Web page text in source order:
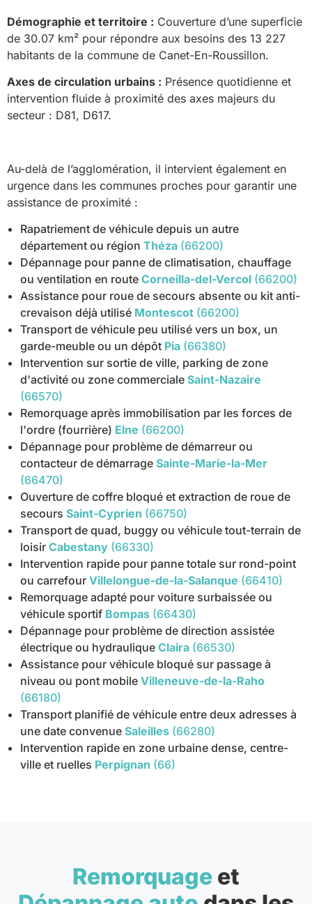
Démographie et territoire : Couverture d’une superficie
de 30.07 km² pour répondre aux besoins des 13 227
habitants de la commune de Canet-En-Roussillon.
Axes de circulation urbains : Présence quotidienne et
intervention fluide à proximité des axes majeurs du
secteur : D81, D617.
Au-delà de l’agglomération, il intervient également en
urgence dans les communes proches pour garantir une
assistance de proximité :
Rapatriement de véhicule depuis un autre
département ou région Théza (66200)
Dépannage pour panne de climatisation, chauffage
ou ventilation en route Corneilla-del-Vercol (66200)
Assistance pour roue de secours absente ou kit anti-
crevaison déjà utilisé Montescot (66200)
Transport de véhicule peu utilisé vers un box, un
garde-meuble ou un dépôt Pia (66380)
Intervention sur sortie de ville, parking de zone
d'activité ou zone commerciale Saint-Nazaire
(66570)
Remorquage après immobilisation par les forces de
l'ordre (fourrière) Elne (66200)
Dépannage pour problème de démarreur ou
contacteur de démarrage Sainte-Marie-la-Mer
(66470)
Ouverture de coffre bloqué et extraction de roue de
secours Saint-Cyprien (66750)
Transport de quad, buggy ou véhicule tout-terrain de
loisir Cabestany (66330)
Intervention rapide pour panne totale sur rond-point
ou carrefour Villelongue-de-la-Salanque (66410)
Remorquage adapté pour voiture surbaissée ou
véhicule sportif Bompas (66430)
Dépannage pour problème de direction assistée
électrique ou hydraulique Claira (66530)
Assistance pour véhicule bloqué sur passage à
niveau ou pont mobile Villeneuve-de-la-Raho
(66180)
Transport planifié de véhicule entre deux adresses à
une date convenue Saleilles (66280)
Intervention rapide en zone urbaine dense, centre-
ville et ruelles Perpignan (66)
Remorquage et